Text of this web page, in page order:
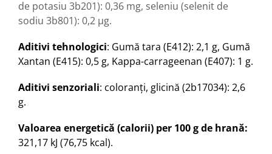
de potasiu 3b201): 0,36 mg, seleniu (selenit de
sodiu 3b801): 0,2 μg.
Aditivi tehnologici: Gumă tara (E412): 2,1 g, Gumă
Xantan (E415): 0,5 g, Kappa-carrageenan (E407): 1 g.
Aditivi senzoriali: coloranți, glicină (2b17034): 2,6
g.
Valoarea energetică (calorii) per 100 g de hrană:
321,17 kJ (76,75 kcal).